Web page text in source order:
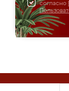
согласно